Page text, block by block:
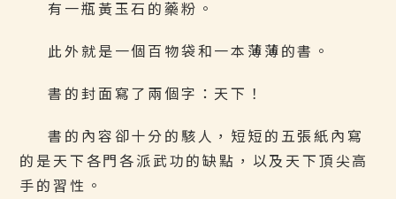
有一瓶黃玉石的藥粉。
此外就是一個百物袋和一本薄薄的書。
書的封面寫了兩個字：天下！
書的內容卻十分的駭人，短短的五張紙內寫
的是天下各門各派武功的缺點，以及天下頂尖高
手的習性。